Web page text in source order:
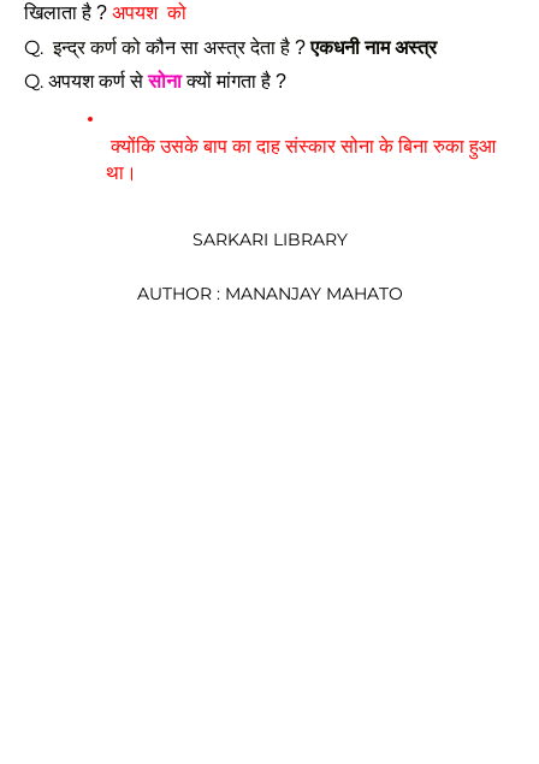
खिलाता है ? अपयश  को
Q. इन्द्र कर्ण को कौन सा अस्त्र देता है ? एकधनी नाम अस्त्र
Q. अपयश कर्ण से सोना क्यों मांगता है ?
क्योंकि उसके बाप का दाह संस्कार सोना के बिना रुका हुआ
था।
SARKARI LIBRARY
AUTHOR : MANANJAY MAHATO